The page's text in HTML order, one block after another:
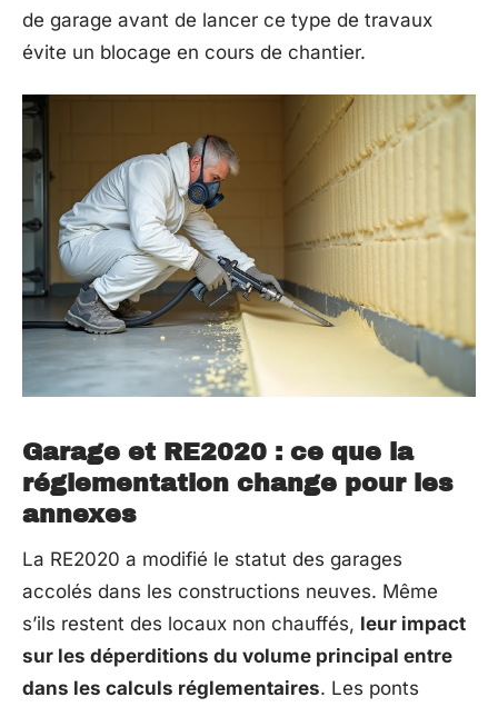
de garage avant de lancer ce type de travaux
évite un blocage en cours de chantier.
Garage et RE2020 : ce que la
réglementation change pour les
annexes
La RE2020 a modifié le statut des garages
accolés dans les constructions neuves. Même
s’ils restent des locaux non chauffés, leur impact
sur les déperditions du volume principal entre
dans les calculs réglementaires. Les ponts